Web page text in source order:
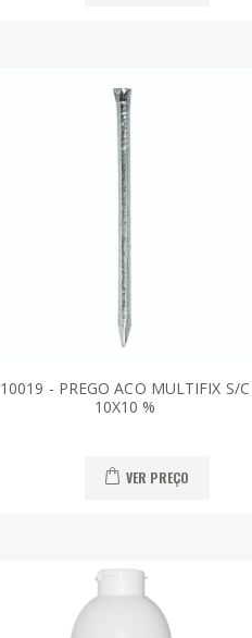
10019 - PREGO ACO MULTIFIX S/C
10X10 %
VER PREÇO